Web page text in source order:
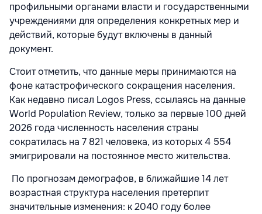
профильными органами власти и государственными
учреждениями для определения конкретных мер и
действий, которые будут включены в данный
документ.
Стоит отметить, что данные меры принимаются на
фоне катастрофического сокращения населения.
Как недавно писал Logos Press, ссылаясь на данные
World Population Review, только за первые 100 дней
2026 года численность населения страны
сократилась на 7 821 человека, из которых 4 554
эмигрировали на постоянное место жительства.
По прогнозам демографов, в ближайшие 14 лет
возрастная структура населения претерпит
значительные изменения: к 2040 году более